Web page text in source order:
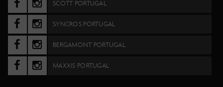
SCOTT PORTUGAL
SYNCROS PORTUGAL
BERGAMONT PORTUGAL
MAXXIS PORTUGAL